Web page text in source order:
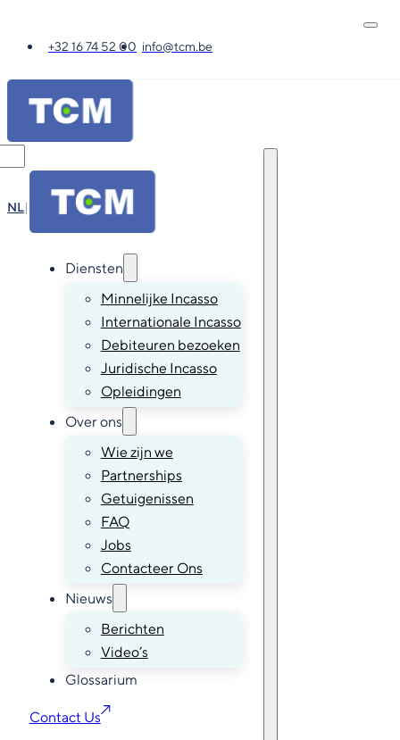
+32 16 74 52 00 info@tcm.be
NL| DE
Diensten
Minnelijke Incasso
Internationale Incasso
Debiteuren bezoeken
Juridische Incasso
Opleidingen
Over ons
Wie zijn we
Partnerships
Getuigenissen
FAQ
Jobs
Contacteer Ons
Nieuws
Berichten
Video’s
Glossarium
Contact Us